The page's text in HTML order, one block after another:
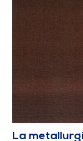
La